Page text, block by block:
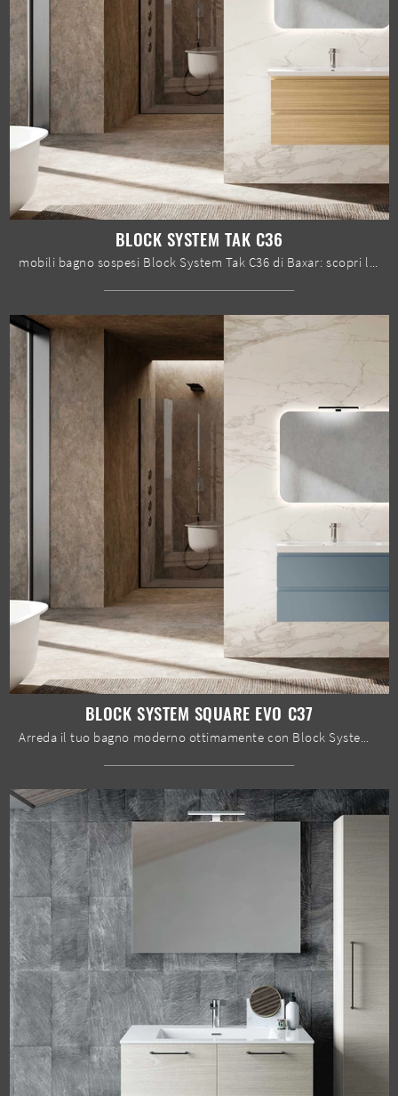
BLOCK SYSTEM TAK C36
mobili bagno sospesi Block System Tak C36 di Baxar: scopri l'Arredo Bagno in melaminico moderno e arreda il tuo bagno.
BLOCK SYSTEM SQUARE EVO C37